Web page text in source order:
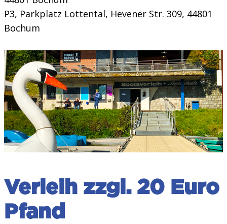
P3, Parkplatz Lottental, Hevener Str. 309, 44801
Bochum
Verleih zzgl. 20 Euro
Pfand